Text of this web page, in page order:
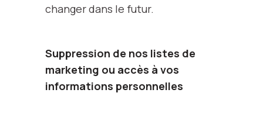
changer dans le futur.
Suppression de nos listes de
marketing ou accès à vos
informations personnelles